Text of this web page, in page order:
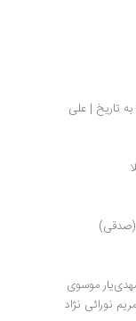
نگاهی به سایه خدا؛ کانت، هگل و گذار از ملکوت به تاریخ | علی
موسوی
نژاد